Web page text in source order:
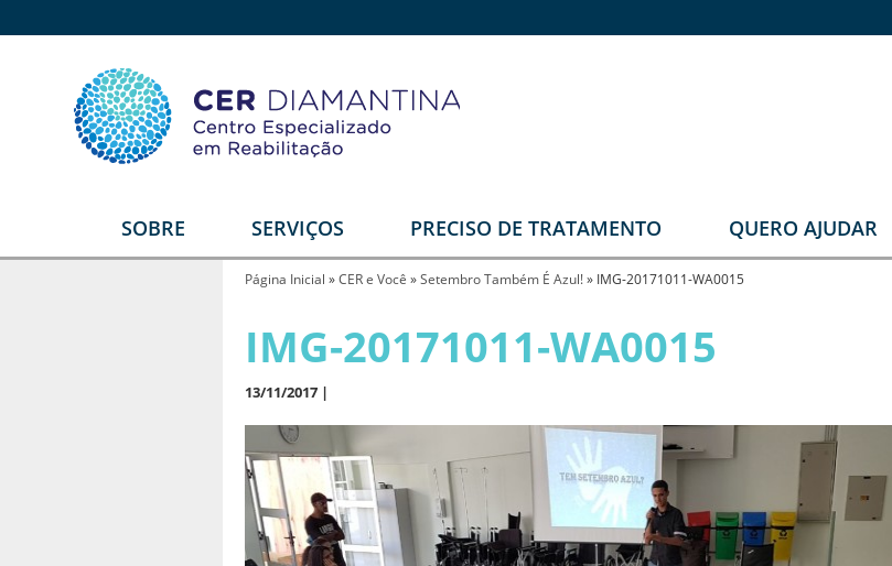
SOBRE
Video institucional
SERVIÇOS
Reabilitação Física
Estomia
Terapêuticos
Reabilitação Intelectual
Reabilitação Visual
Serviços Diferenciais
Reabilitação
Urológica
Ambulatório
de
feridas
Órtese e Prótese
PRECISO DE TRATAMENTO QUERO AJUDAR
Faça sua doação
Página Inicial »CER e Você »Setembro Também É Azul!» IMG-20171011-WA0015
IMG-20171011-WA0015
13/11/2017 |